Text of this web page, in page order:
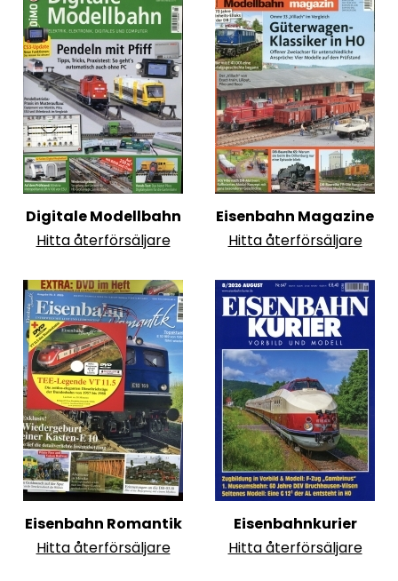
Digitale Modellbahn
Hitta återförsäljare
Eisenbahn Magazine
Hitta återförsäljare
Eisenbahn Romantik
Hitta återförsäljare
Eisenbahnkurier
Hitta återförsäljare